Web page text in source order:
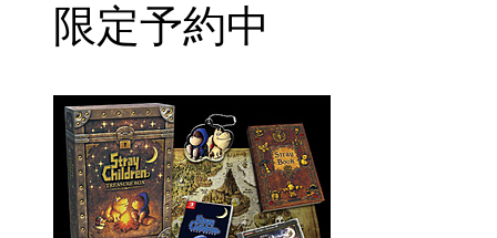
限定予約中